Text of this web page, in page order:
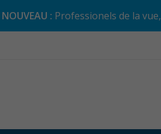
NOUVEAU : Professionels de la vue,